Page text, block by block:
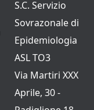
S.C. Servizio
Sovrazonale di
Epidemiologia
ASL TO3
Via Martiri XXX
Aprile, 30 -